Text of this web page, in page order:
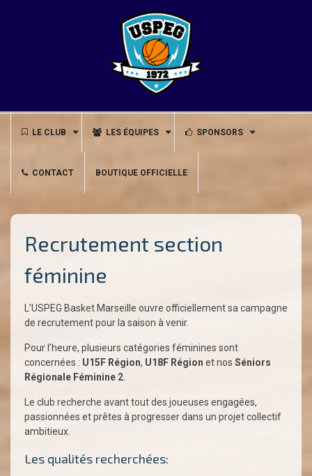
LE CLUB LES ÉQUIPES SPONSORS
CONTACT BOUTIQUE OFFICIELLE
Recrutement section
féminine
L’USPEG Basket Marseille ouvre officiellement sa campagne
de recrutement pour la saison à venir.
Pour l’heure, plusieurs catégories féminines sont
concernées : U15F Région, U18F Région et nos Séniors
Régionale Féminine 2.
Le club recherche avant tout des joueuses engagées,
passionnées et prêtes à progresser dans un projet collectif
ambitieux.
Les qualités recherchées: